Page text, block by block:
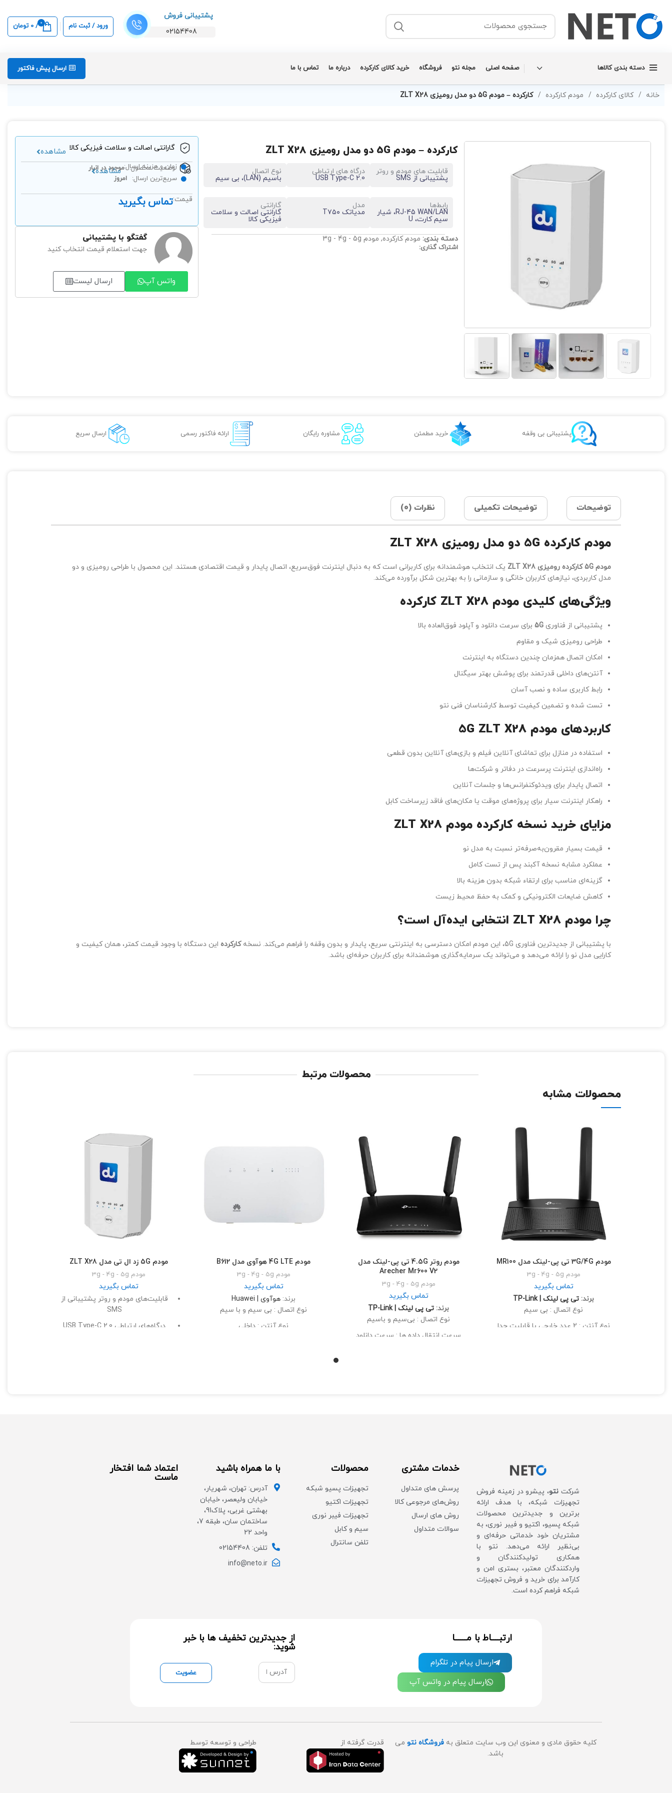
پشتیبانی فروش
02154408
ورود / ثبت نام 0
/
0 تومان
دسته بندی کالاها صفحه اصلی مجله نتو فروشگاه خرید کالای کارکرده درباره ما تماس با ما ارسال پیش فاکتور
خانه کالای کارکرده مودم کارکرده کارکرده – مودم 5G دو مدل رومیزی ZLT X28
کارکرده – مودم 5G دو مدل رومیزی ZLT X28
قابلیت‌ های مودم و روتر
پشتیبانی از SMS
درگاه‌ های ارتباطی
USB Type-C 2.0
نوع اتصال
باسیم (LAN)، بی‌ سیم
رابط‌ها
RJ-45 WAN/LAN، شیار
سیم کارت، U
مدل
مدیاتک T۷۵۰
گارانتی
گارانتی اصالت و سلامت
فیزیکی کالا
دسته بندی: مودم کارکرده, مودم 3g - 4g - 5g
اشتراک گذاری:
گارانتی اصالت و سلامت فیزیکی کالا مشاهده
وضعیت محصول: موجود در انبارزمان و هزینه ارسال: مشاهده
سریع‌ترین ارسال: امروز
قیمت:تماس بگیرید
گفتگو با پشتیبانی
جهت استعلام قیمت انتخاب کنید
واتس آپ ارسال لیست
پشتیبانی بی وقفه خرید مطمئن مشاوره رایگان ارائه فاکتور رسمی ارسال سریع
توضیحات توضیحات تکمیلی نظرات (0)
مودم کارکرده 5G دو مدل رومیزی
مودم 5 G کارکرده رومیزی
یک انتخاب هوشمندانه برای کاربرانی است که به دنبال اینترنت فوق‌سریع، اتصال پایدار و قیمت اقتصادی هستند. این محصول با طراحی رومیزی و دو
مدل کاربردی، نیازهای کاربران خانگی و سازمانی را به بهترین شکل برآورده می‌کند.
ویژگی‌های کلیدی مودم کارکرده
پشتیبانی از فناوری 5G برای سرعت دانلود و آپلود فوق‌العاده بالا
طراحی رومیزی شیک و مقاوم
امکان اتصال همزمان چندین دستگاه به اینترنت
آنتن‌های داخلی قدرتمند برای پوشش بهتر سیگنال
رابط کاربری ساده و نصب آسان
تست شده و تضمین کیفیت توسط کارشناسان فنی نتو
کاربردهای مودم 5 G ZLT X28
استفاده در منازل برای تماشای آنلاین فیلم و بازی‌های آنلاین بدون قطعی
راه‌اندازی اینترنت پرسرعت در دفاتر و شرکت‌ها
اتصال پایدار برای ویدئوکنفرانس‌ها و جلسات آنلاین
راهکار اینترنت سیار برای پروژه‌های موقت یا مکان‌های فاقد زیرساخت کابل
مزایای خرید نسخه کارکرده مودم
قیمت بسیار مقرون‌به‌صرفه‌تر نسبت به مدل نو
عملکرد مشابه نسخه آکبند پس از تست کامل
گزینه‌ای مناسب برای ارتقاء شبکه بدون هزینه بالا
کاهش ضایعات الکترونیکی و کمک به حفظ محیط زیست
چرا مودم انتخابی ایده‌آل است؟
با پشتیبانی از جدیدترین فناوری 5G، این مودم امکان دسترسی به اینترنتی سریع، پایدار و بدون وقفه را فراهم می‌کند. نسخه کارکرده این دستگاه با وجود قیمت کمتر، همان کیفیت و
کارایی مدل نو را ارائه می‌دهد و می‌تواند یک سرمایه‌گذاری هوشمندانه برای کاربران حرفه‌ای باشد.
محصولات مرتبط
محصولات مشابه
مودم 3G/4G تی پی-لینک مدل MR100
مودم 3g - 4g - 5g
تماس بگیرید
برند: تی‌ پی لینک | TP-Link
نوع اتصال : بی سیم
نوع آنتن : 2 عدد خارجی با قابلیت جدا
مودم روتر 4.5G تی پی-لینک مدل
Arecher Mr600 V2
مودم 3g - 4g - 5g
تماس بگیرید
برند: تی‌ پی لینک | TP-Link
نوع اتصال : بی‌سیم و باسیم
سرعت انتقال داده‌ ها : سرعت دانلود
مودم 4G LTE هوآوی مدل B612
مودم 3g - 4g - 5g
تماس بگیرید
برند: هوآوی | Huawei
نوع اتصال : بی سیم و با سیم
نوع آنتن : داخلی
مودم 5G زد ال تی مدل ZLT X28
مودم 3g - 4g - 5g
تماس بگیرید
قابلیت‌های مودم و روتر پشتیبانی از
SMS
درگاه‌های ارتباطی USB Type-C 2.0
شرکت نتو، پیشرو در زمینه فروش
تجهیزات شبکه، با هدف ارائه
برترین و جدیدترین محصولات
شبکه پسیو، اکتیو و فیبر نوری، به
مشتریان خود خدماتی حرفه‌ای و
بی‌نظیر ارائه می‌دهد. نتو با
همکاری تولیدکنندگان و
واردکنندگان معتبر، بستری امن و
کارآمد برای خرید و فروش تجهیزات
شبکه فراهم کرده است.
خدمات مشتری
پرسش های متداول
روش‌های مرجوعی کالا
روش های ارسال
سوالات متداول
محصولات
تجهیزات پسیو شبکه
تجهیزات اکتیو
تجهیزات فیبر نوری
سیم و کابل
تلفن سانترال
با ما همراه باشید
آدرس: تهران، شهریار،
خیابان ولیعصر، خیابان
بهشتی غربی، پلاک91،
ساختمان سان، طبقه 7،
واحد 22
تلفن: 02154408
info@neto.ir
اعتماد شما افتخار
ماست
ارتبــــاط با مــــــا
ارسال پیام در تلگرام
ارسال پیام در واتس آپ
از جدیدترین تخفیف ها با خبر
شوید:
عضویت
کلیه حقوق مادی و معنوی این وب سایت متعلق بهفروشگاه نتو می
باشد.
قدرت گرفته از طراحی و توسعه توسط